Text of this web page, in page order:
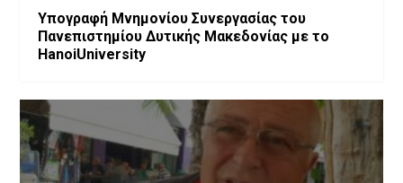
Υπογραφή Μνημονίου Συνεργασίας του
Πανεπιστημίου Δυτικής Μακεδονίας με το
HanoiUniversity